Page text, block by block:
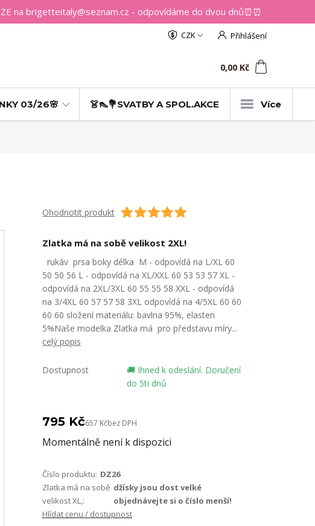
na brigetteitaly@seznam.cz - odpovídáme do dvou dnů⏰⏰
CZK
Přihlášení
0,00 Kč
03/26🌸 👗👠💐SVATBY A SPOL.AKCE Více
Ohodnotit produkt
Zlatka má na sobě velikost 2XL!
rukáv prsa boky délka M - odpovídá na L/XL 60
50 50 56 L - odpovídá na XL/XXL 60 53 53 57 XL -
odpovídá na 2XL/3XL 60 55 55 58 XXL - odpovídá
na 3/4XL 60 57 57 58 3XL odpovídá na 4/5XL 60 60
60 60 složení materiálu: bavlna 95%, elasten
5%Naše modelka Zlatka má pro představu míry...
celý popis
Dostupnost
🚚 Ihned k odeslání. Doručení
do 5ti dnů
795 Kč657 Kčbez DPH
Momentálně není k dispozici
Číslo produktu: DZ26
Zlatka má na sobě
velikost XL,:
džísky jsou dost velké
objednávejte si o číslo menší!
Hlídat cenu / dostupnost